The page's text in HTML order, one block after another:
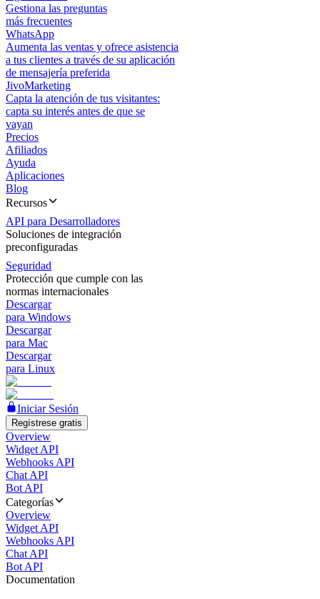
Gestiona las preguntas
más frecuentes
WhatsApp
Aumenta las ventas y ofrece asistencia
a tus clientes a través de su aplicación
de mensajería preferida
JivoMarketing
Capta la atención de tus visitantes:
capta su interés antes de que se
vayan
Precios
Afiliados
Ayuda
Aplicaciones
Blog
Recursos
API para Desarrolladores
Soluciones de integración
preconfiguradas
Seguridad
Protección que cumple con las
normas internacionales
Descargar
para Windows
Descargar
para Mac
Descargar
para Linux
Iniciar Sesión
Regístrese gratis
Overview
Widget API
Webhooks API
Chat API
Bot API
Categorías
Overview
Widget API
Webhooks API
Chat API
Bot API
Documentation